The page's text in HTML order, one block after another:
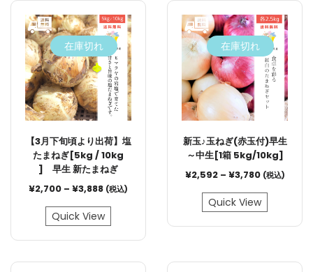
在庫切れ
【3月下旬頃より出荷】塩
たまねぎ[5kg / 10kg
] 早生 新たまねぎ
¥2,700 – ¥3,888 (税込)
Quick View
在庫切れ
新玉♪玉ねぎ(赤玉付)早生
～中生[1箱 5kg/10kg]
¥2,592 – ¥3,780 (税込)
Quick View